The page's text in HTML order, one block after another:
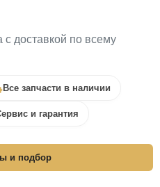
доставкой по всему
Все запчасти в наличии
и гарантия
и подбор